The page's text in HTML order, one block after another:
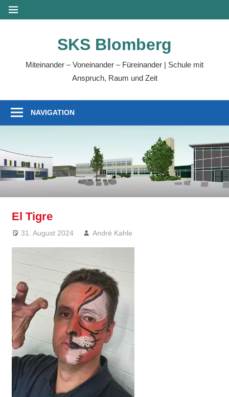
Zum
Inhalt
MENÜ
SKS Blomberg
Miteinander – Voneinander – Füreinander | Schule mit
Anspruch, Raum und Zeit
NAVIGATION
El Tigre
31. August 2024 André Kahle